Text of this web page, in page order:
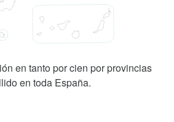
en tanto por cien por provincias
en toda España.